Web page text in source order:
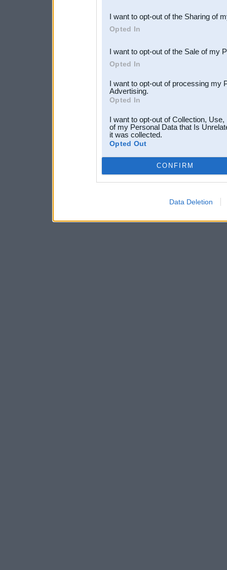
Downstream Participants
third parties.
I want to opt-out of the Sharing of
Opted In
I want to opt-out of the Sale of my
Opted In
I want to opt-out of processing my
Advertising.
Opted In
I want to opt-out of Collection,
of my Personal Data that Is
it was collected.
Opted Out
CONFIRM
Data Deletion